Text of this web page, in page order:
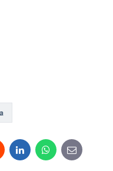
LinkedInWhatsApp
E-
mail